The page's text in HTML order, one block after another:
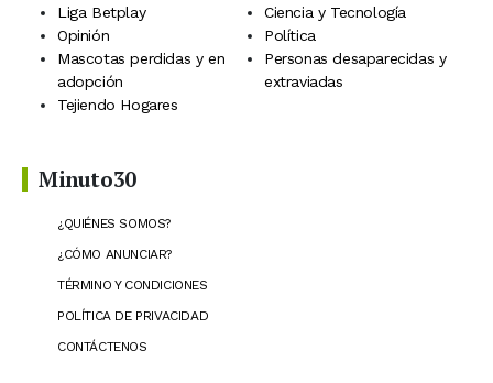
Liga Betplay
Ciencia y Tecnología
Opinión
Política
Mascotas perdidas y en
adopción
Personas desaparecidas y
extraviadas
Tejiendo Hogares
Minuto30
¿QUIÉNES SOMOS?
¿CÓMO ANUNCIAR?
TÉRMINO Y CONDICIONES
POLÍTICA DE PRIVACIDAD
CONTÁCTENOS